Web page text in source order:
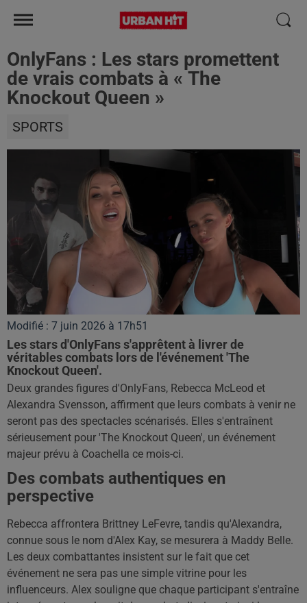
OnlyFans : Les stars promettent
de vrais combats à « The
Knockout Queen »
SPORTS
Modifié : 7 juin 2026 à 17h51
Les stars d'OnlyFans s'apprêtent à livrer de
véritables combats lors de l'événement 'The
Knockout Queen'.
Deux grandes figures d'OnlyFans, Rebecca McLeod et
Alexandra Svensson, affirment que leurs combats à venir ne
seront pas des spectacles scénarisés. Elles s'entraînent
sérieusement pour 'The Knockout Queen', un événement
majeur prévu à Coachella ce mois-ci.
Des combats authentiques en
perspective
Rebecca affrontera Brittney LeFevre, tandis qu'Alexandra,
connue sous le nom d'Alex Kay, se mesurera à Maddy Belle.
Les deux combattantes insistent sur le fait que cet
événement ne sera pas une simple vitrine pour les
influenceurs. Alex souligne que chaque participant s'entraîne